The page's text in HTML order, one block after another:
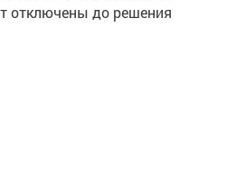
отключены до решения